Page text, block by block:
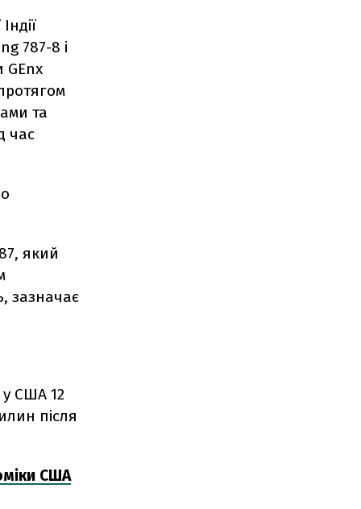
787-8 і
GEnx
та
час
який
зазначає
США 12
після
США